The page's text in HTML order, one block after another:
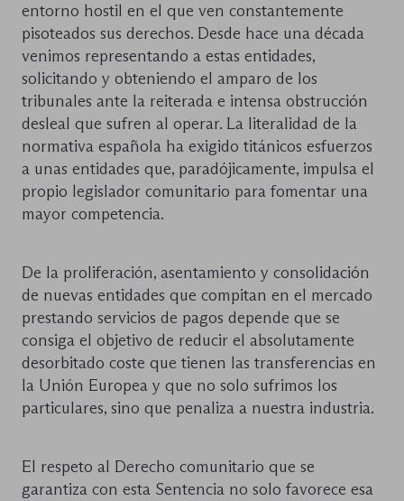
entorno hostil en el que ven constantemente
pisoteados sus derechos. Desde hace una década
venimos representando a estas entidades,
solicitando y obteniendo el amparo de los
tribunales ante la reiterada e intensa obstrucción
desleal que sufren al operar. La literalidad de la
normativa española ha exigido titánicos esfuerzos
a unas entidades que, paradójicamente, impulsa el
propio legislador comunitario para fomentar una
mayor competencia.
De la proliferación, asentamiento y consolidación
de nuevas entidades que compitan en el mercado
prestando servicios de pagos depende que se
consiga el objetivo de reducir el absolutamente
desorbitado coste que tienen las transferencias en
la Unión Europea y que no solo sufrimos los
particulares, sino que penaliza a nuestra industria.
El respeto al Derecho comunitario que se
garantiza con esta Sentencia no solo favorece esa